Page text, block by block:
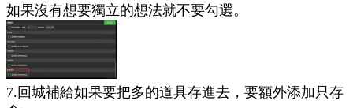
如果沒有想要獨立的想法就不要勾選。
7.回城補給如果要把多的道具存進去，要額外添加只存